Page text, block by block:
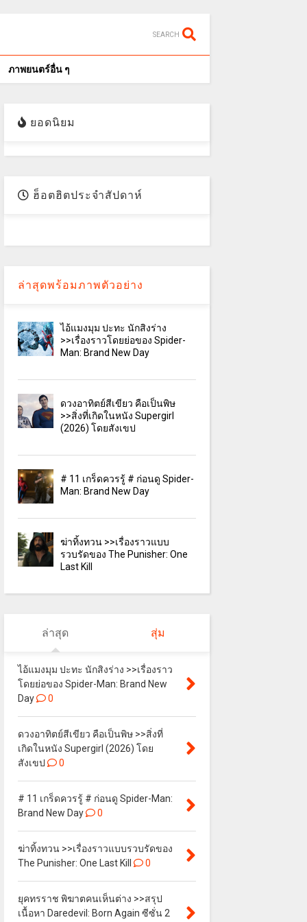
SEARCH
ภาพยนตร์อื่น ๆ
ยอดนิยม
ฮ็อตฮิตประจำสัปดาห์
ล่าสุดพร้อมภาพตัวอย่าง
ไอ้แมงมุม ปะทะ นักสิงร่าง
>>เรื่องราวโดยย่อของ Spider-
Man: Brand New Day
ดวงอาทิตย์สีเขียว คือเป็นพิษ
>>สิ่งที่เกิดในหนัง Supergirl
(2026) โดยสังเขป
# 11 เกร็ดควรรู้ # ก่อนดู Spider-
Man: Brand New Day
ฆ่าทิ้งทวน >>เรื่องราวแบบ
รวบรัดของ The Punisher: One
Last Kill
ล่าสุด สุ่ม
ไอ้แมงมุม ปะทะ นักสิงร่าง >>เรื่องราว
โดยย่อของ Spider-Man: Brand New
Day
0
ดวงอาทิตย์สีเขียว คือเป็นพิษ >>สิ่งที่
เกิดในหนัง Supergirl (2026) โดย
สังเขป
0
# 11 เกร็ดควรรู้ # ก่อนดู Spider-Man:
Brand New Day
0
ฆ่าทิ้งทวน >>เรื่องราวแบบรวบรัดของ
The Punisher: One Last Kill
0
ยุคทรราช พิฆาตคนเห็นต่าง >>สรุป
เนื้อหา Daredevil: Born Again ซีซั่น 2